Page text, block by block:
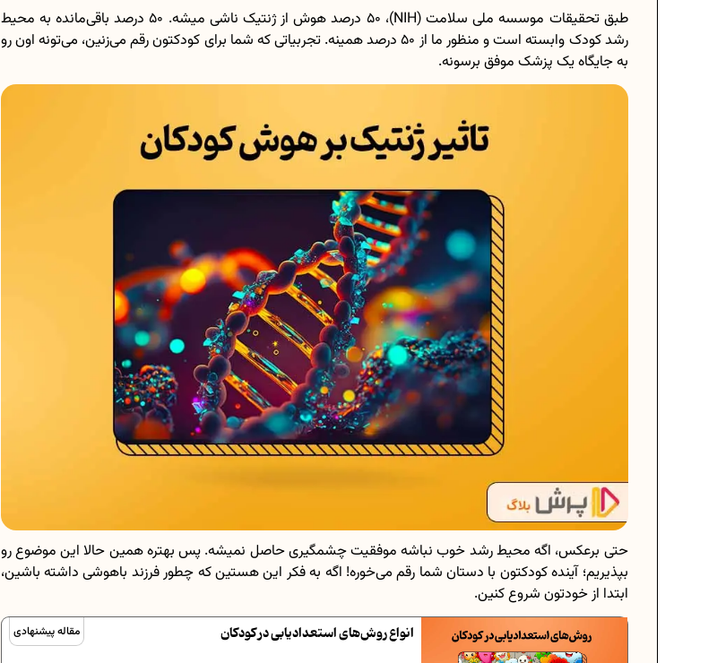
طبق تحقیقات موسسه ملی سلامت (NIH)، 50 درصد هوش از ژنتیک ناشی میشه. 50 درصد باقی‌مانده به محیط
رشد کودک وابسته است و منظور ما از 50 درصد همینه. تجربیاتی که شما برای کودکتون رقم می‌زنین، می‌تونه اون رو
به جایگاه یک پزشک موفق برسونه.
حتی برعکس، اگه محیط رشد خوب نباشه موفقیت چشمگیری حاصل نمیشه. پس بهتره همین حالا این موضوع رو
بپذیریم؛ آینده کودکتون با دستان شما رقم می‌خوره! اگه به فکر این هستین که چطور فرزند باهوشی داشته باشین،
ابتدا از خودتون شروع کنین.
مقاله پیشنهادی انواع روش‌های استعدادیابی در کودکان